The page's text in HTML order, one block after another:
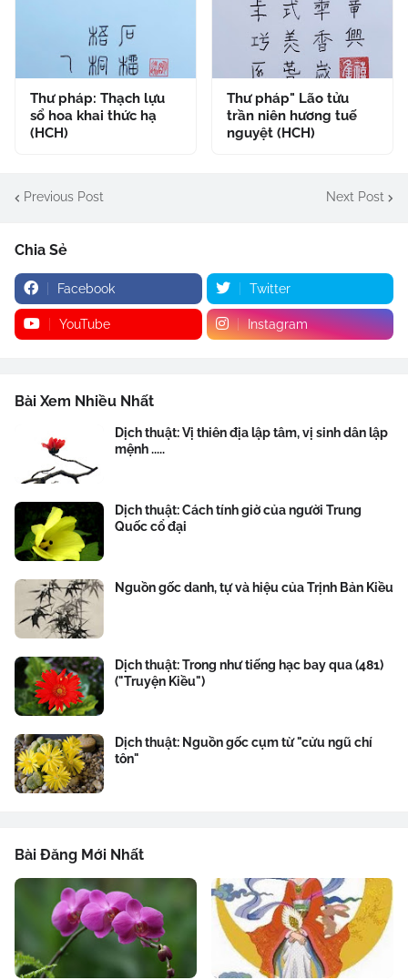
Thư pháp: Thạch lựu
sổ hoa khai thức hạ
(HCH)
Thư pháp" Lão tửu
trần niên hương tuế
nguyệt (HCH)
Previous Post Next Post
Chia Sẻ
Facebook Twitter
YouTube Instagram
Bài Xem Nhiều Nhất
Dịch thuật: Vị thiên địa lập tâm, vị sinh dân lập
mệnh .....
Dịch thuật: Cách tính giờ của người Trung
Quốc cổ đại
Nguồn gốc danh, tự và hiệu của Trịnh Bản Kiều
Dịch thuật: Trong như tiếng hạc bay qua (481)
("Truyện Kiều")
Dịch thuật: Nguồn gốc cụm từ "cửu ngũ chí
tôn"
Bài Đăng Mới Nhất